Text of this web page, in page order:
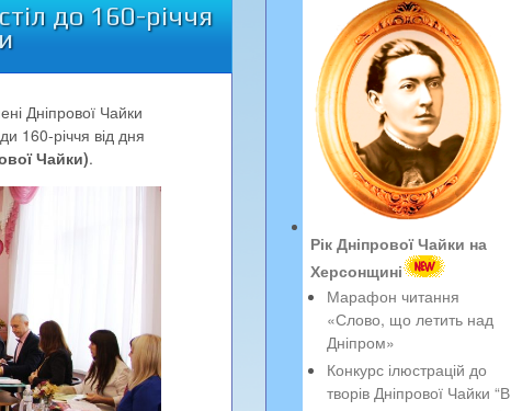
до 160-річчя
Дніпрової Чайки
160-річчя від дня
Чайки).
Рік Дніпрової Чайки на
Херсонщині
Марафон читання
«Слово, що летить над
Дніпром»
Конкурс ілюстрацій до
творів Дніпрової Чайки “В